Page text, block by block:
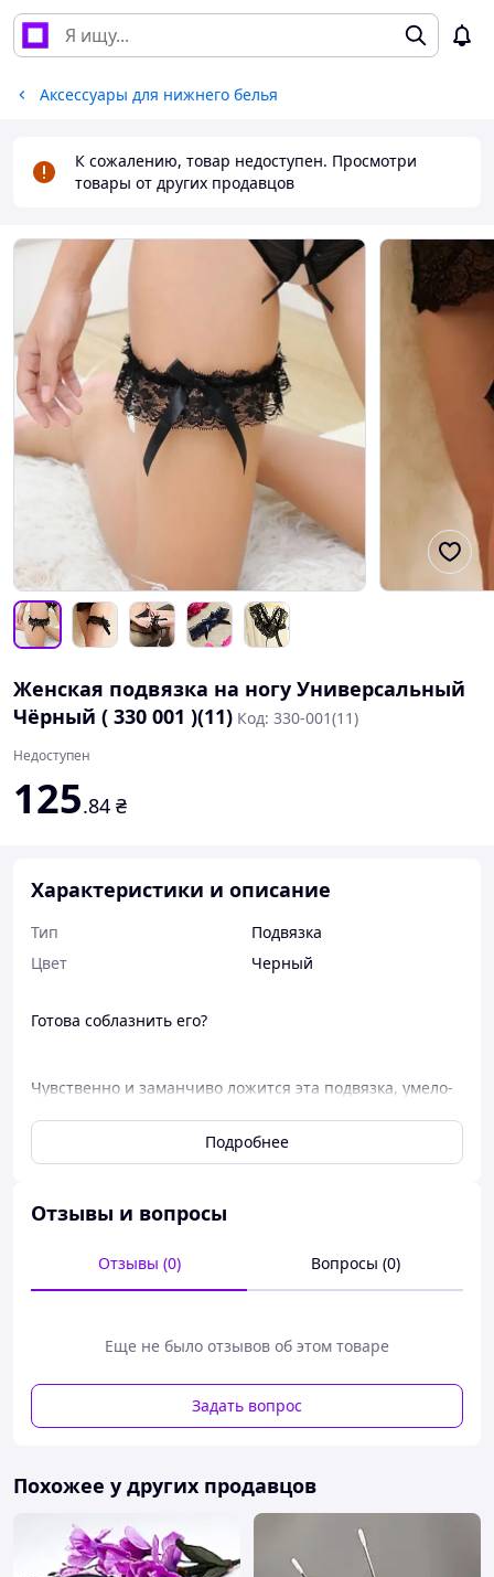
Аксессуары для нижнего белья
К сожалению, товар недоступен. Просмотри
товары от других продавцов
Женская подвязка на ногу Универсальный
Чёрный ( 330 001 )(11) Код: 330-001(11)
Недоступен
125.84 ₴
Характеристики и описание
Тип
Подвязка
Цвет
Черный
Готова соблазнить его?
Чувственно и заманчиво ложится эта подвязка, умело-
кромка из кружева окружит Вас лестью из нежных
рюшей. Бант из сверкающего сатина кокетливо и
РАЗМЕР - S\M\L. ( обьём бёдра до 75 см )
Подробнее
Отзывы и вопросы
Отзывы (0) Вопросы (0)
Еще не было отзывов об этом товаре
Задать вопрос
Похожее у других продавцов